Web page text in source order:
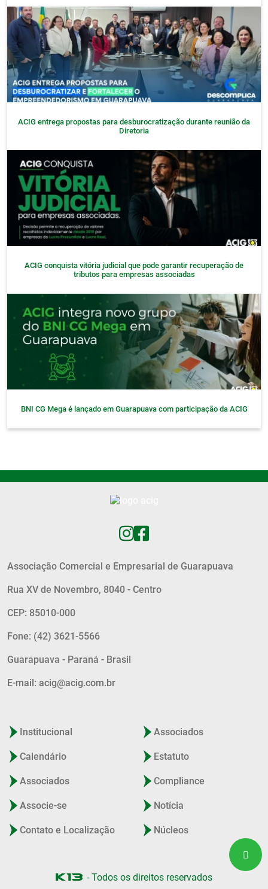
ACIG entrega propostas para desburocratização durante reunião da
Diretoria
ACIG conquista vitória judicial que pode garantir recuperação de
tributos para empresas associadas
BNI CG Mega é lançado em Guarapuava com participação da ACIG
Associação Comercial e Empresarial de Guarapuava
Rua XV de Novembro, 8040 - Centro
CEP: 85010-000
Fone: (42) 3621-5566
Guarapuava - Paraná - Brasil
E-mail: acig@acig.com.br
Institucional
Calendário
Associados
Associe-se
Contato e Localização
Associados
Estatuto
Compliance
Notícia
Núcleos
- Todos os direitos reservados